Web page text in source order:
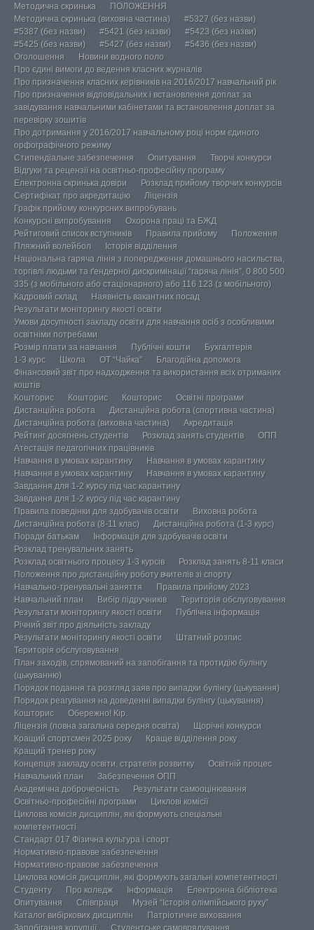
Методична скринька
ПОЛОЖЕННЯ
Методична скринька (виховна частина)
#5327 (без назви)
#5387 (без назви)
#5421 (без назви)
#5423 (без назви)
#5425 (без назви)
#5427 (без назви)
#5436 (без назви)
Оголошення
Новини водного поло
Про єдині вимоги до ведення класних журналів
Про призначення класних керівників на 2016/2017 навчальний рік
Про призначення відповідальних і встановлення доплат за
завідування навчальними кабінетами та встановлення доплат за
перевірку зошитів
Про дотримання у 2016/2017 навчальному році норм єдиного
орфографічного режиму
Стипендіальне забезпечення
Опитування
Творчі конкурси
Відгуки та рецензії на освітньо-професійну програму
Електронна скринька довіри
Розклад прийому творчих конкурсів
Сертифікат про акредитацію
Ліцензія
Графік прийому конкурсних випробувань
Конкурсні випробування
Охорона праці та БЖД
Рейтиговий список вступників
Правила прийому
Положення
Пляжний волейбол
Історія відділення
Національна гаряча лінія з попередження домашнього насильства,
торгівлі людьми та ґендерної дискримінації “гаряча лінія”, 0 800 500
335 (з мобільного або стаціонарного) або 116 123 (з мобільного)
Кадровий склад
Наявність вакантних посад
Результати моніторингу якості освіти
Умови досупності закладу освіти для навчання осіб з особливими
освітніми потребами
Розмір плати за навчання
Публічні кошти
Бухгалтерія
1-3 курс
Школа ОТ “Чайка”
Благодійна допомога
Фінансовий звіт про надходження та використання всіх отриманих
коштів
Кошторис
Кошторис Кошторис
Освітні програми
Дистанційна робота
Дистанційна робота (спортивна частина)
Дистанційна робота (виховна частина)
Акредитація
Рейтинг досягнень студентів
Розклад занять студентів
ОПП
Атестація педагогічних працівників
Навчання в умовах карантину
Навчання в умовах карантину
Навчання в умовах карантину
Навчання в умовах карантину
Завдання для 1-2 курсу під час карантину
Завдання для 1-2 курсу під час карантину
Правила поведінки для здобувачів освіти
Виховна робота
Дистанційна робота (8-11 клас)
Дистанційна робота (1-3 курс)
Поради батькам
Інформація для здобувачів освіти
Розклад тренувальних занять
Розклад освітнього процесу 1-3 курсів
Розклад занять 8-11 класи
Положення про дистанційну роботу вчителів зі спорту
Навчально-тренувальні заняття
Правила прийому 2023
Навчальний план
Вибір підручників
Територія обслуговування
Результати моніторингу якості освіти
Публічна інформація
Річний звіт про діяльність закладу
Результати моніторингу якості освіти
Штатний розпис
Територія обслуговування
План заходів, спрямований на запобігання та протидію булінгу
(цькуванню)
Порядок подання та розгляд заяв про випадки булінгу (цькування)
Порядок реагування на доведенні випадки булінгу (цькування)
Кошторис
Обережно! Кір.
Ліцензія (повна загальна середня освіта)
Щорічні конкурси
Кращий спортсмен 2025 року
Краще відділення року
Кращий тренер року
Концепція закладу освіти, стратегія розвитку
Освітній процес
Навчальний план
Забезпечення ОПП
Академічна доброчесність
Результати самооцінювання
Освітньо-професійні програми
Циклові комісії
Циклова комісія дисциплін, які формують спеціальні
компетентності
Стандарт 017 Фізична культура і спорт
Нормативно-правове забезпечення
Нормативно-правове забезпечення
Циклова комісія дисциплін, які формують загальні компетентності
Студенту
Про коледж Інформація
Електронна бібліотека
Опитування
Співпраця
Музей “Історія олімпійського руху”
Каталог вибіркових дисциплін
Патріотичне виховання